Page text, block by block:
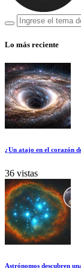
Lo más reciente
¿Un atajo en el corazón
36 vistas
Astrónomos descubren